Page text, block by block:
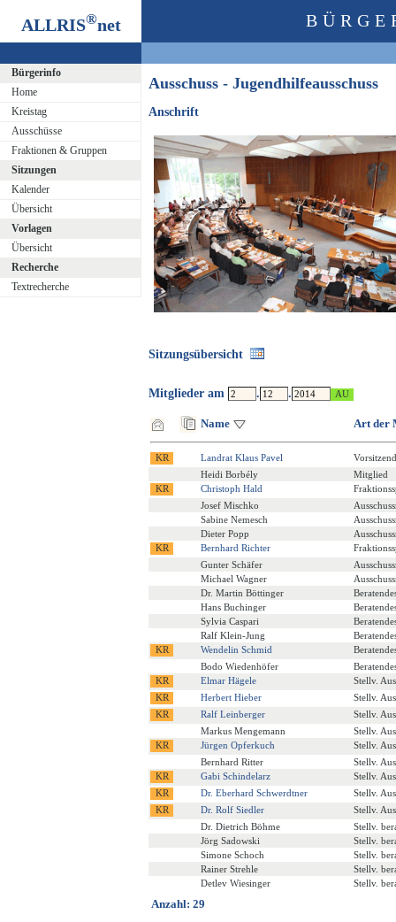
ALLRIS®net
Bürgerinfo
Home
Kreistag
Ausschüsse
Fraktionen & Gruppen
Sitzungen
Kalender
Übersicht
Vorlagen
Übersicht
Recherche
Textrecherche
Ausschuss - Jugendhilfeausschuss
Anschrift
Sitzungsübersicht
Mitglieder am . .
Name Art der
Landrat Klaus Pavel
Heidi Borbély
Mitglied
Christoph Hald
Josef Mischko
Sabine Nemesch
Dieter Popp
Bernhard Richter
Gunter Schäfer
Michael Wagner
Dr. Martin Böttinger
Hans Buchinger
Sylvia Caspari
Ralf Klein-Jung
Wendelin Schmid
Bodo Wiedenhöfer
Elmar Hägele
Stellv.
Herbert Hieber
Stellv.
Ralf Leinberger
Stellv.
Markus Mengemann
Stellv.
Jürgen Opferkuch
Stellv.
Bernhard Ritter
Stellv.
Gabi Schindelarz
Stellv.
Dr. Eberhard Schwerdtner
Stellv.
Dr. Rolf Siedler
Stellv.
Dr. Dietrich Böhme
Stellv.
Jörg Sadowski
Stellv.
Simone Schoch
Stellv.
Rainer Strehle
Stellv.
Detlev Wiesinger
Stellv.
Anzahl: 29